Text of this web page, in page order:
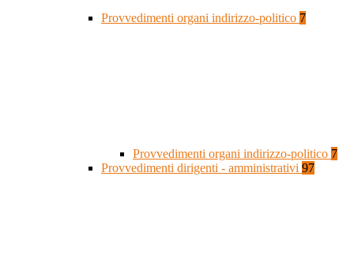
Provvedimenti organi indirizzo-politico 7
Provvedimenti organi indirizzo-politico 7
Provvedimenti dirigenti - amministrativi 97